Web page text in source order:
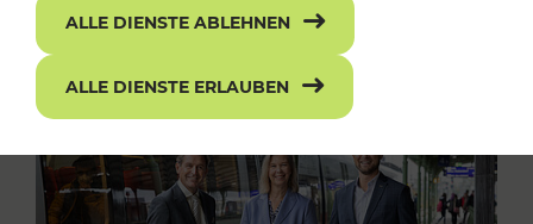
ALLE DIENSTE ABLEHNEN
ALLE DIENSTE ERLAUBEN